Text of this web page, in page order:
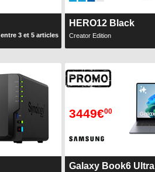
entre 3 et 5 articles
HERO12 Black
Creator Edition
3449€00
Galaxy Book6 Ultra